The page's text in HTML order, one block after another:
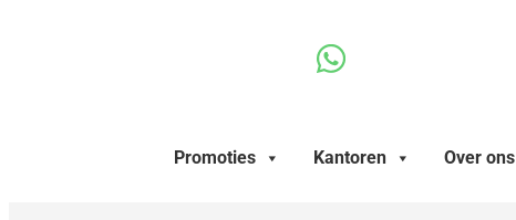
Promoties Kantoren Over ons